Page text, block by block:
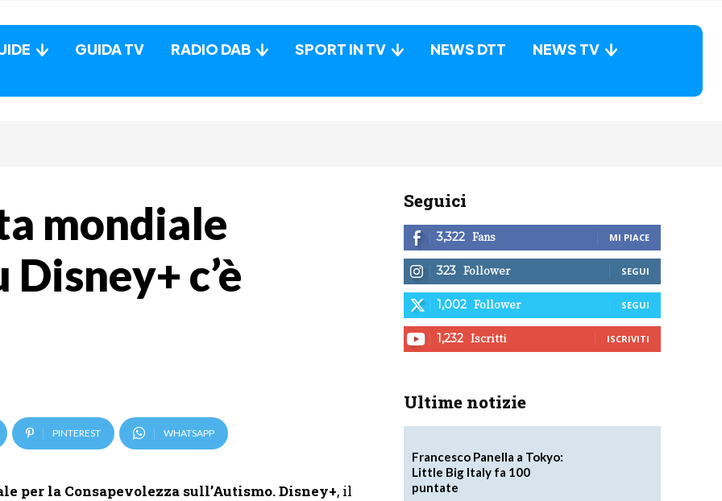
GUIDA TV RADIO DAB SPORT IN TV NEWS DTT
NEWS TV
mondiale
c’è
PINTEREST WHATSAPP
per la Consapevolezza sull’Autismo.Disney+, il
Seguici
3,322 Fans MI PIACE
323 Follower SEGUI
1,002 Follower SEGUI
1,232 Iscritti ISCRIVITI
Ultime notizie
Francesco Panella a Tokyo:
Little Big Italy fa 100
puntate